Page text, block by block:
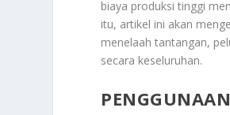
biaya produksi tinggi
itu, artikel ini akan
menelaah tantangan,
secara keseluruhan.